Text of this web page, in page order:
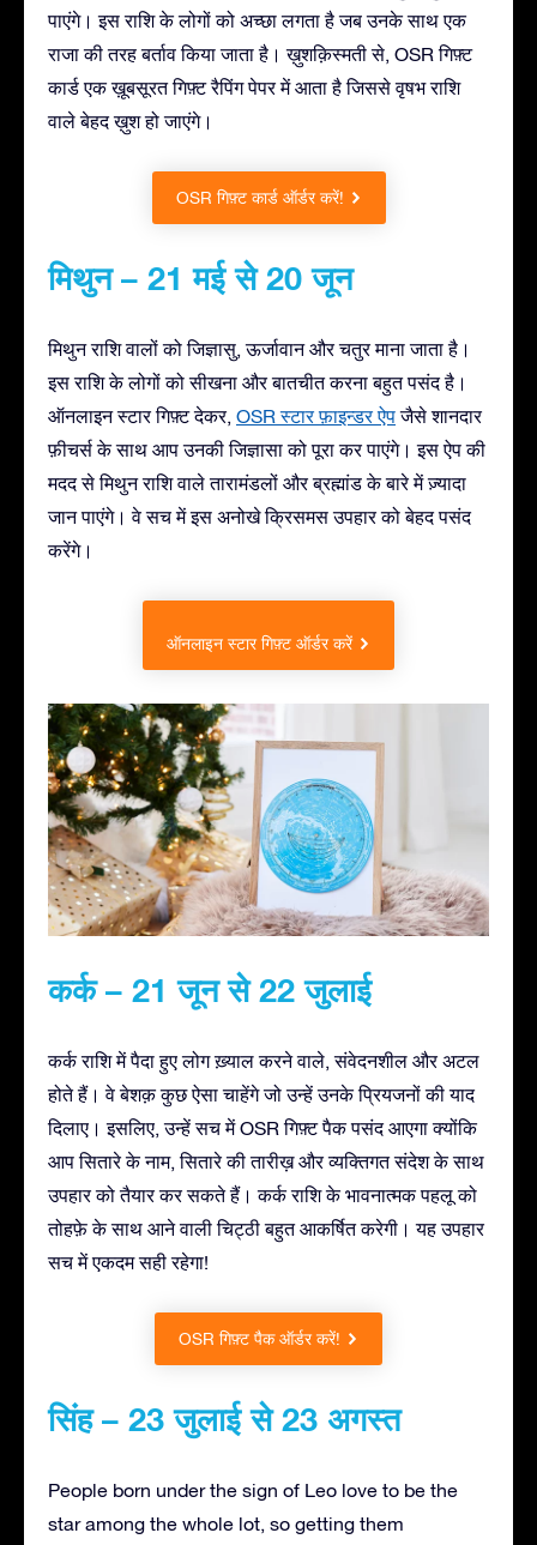
पाएंगे। इस राशि के लोगों को अच्छा लगता है जब उनके साथ एक
राजा की तरह बर्ताव किया जाता है। ख़ुशक़िस्मती से, OSR गिफ़्ट
कार्ड एक ख़ूबसूरत गिफ़्ट रैपिंग पेपर में आता है जिससे वृषभ राशि
वाले बेहद ख़ुश हो जाएंगे।
OSR गिफ़्ट कार्ड ऑर्डर करें!
मिथुन – 21 मई से 20 जून
मिथुन राशि वालों को जिज्ञासु, ऊर्जावान और चतुर माना जाता है।
इस राशि के लोगों को सीखना और बातचीत करना बहुत पसंद है।
ऑनलाइन स्टार गिफ़्ट देकर, OSR स्टार फ़ाइन्डर ऐपजैसे शानदार
फ़ीचर्स के साथ आप उनकी जिज्ञासा को पूरा कर पाएंगे। इस ऐप की
मदद से मिथुन राशि वाले तारामंडलों और ब्रह्मांड के बारे में ज़्यादा
जान पाएंगे। वे सच में इस अनोखे क्रिसमस उपहार को बेहद पसंद
करेंगे।
ऑनलाइन स्टार गिफ़्ट ऑर्डर करें
कर्क – 21 जून से 22 जुलाई
कर्क राशि में पैदा हुए लोग ख़्याल करने वाले, संवेदनशील और अटल
होते हैं। वे बेशक़ कुछ ऐसा चाहेंगे जो उन्हें उनके प्रियजनों की याद
दिलाए। इसलिए, उन्हें सच में OSR गिफ़्ट पैक पसंद आएगा क्योंकि
आप सितारे के नाम, सितारे की तारीख़ और व्यक्तिगत संदेश के साथ
उपहार को तैयार कर सकते हैं। कर्क राशि के भावनात्मक पहलू को
तोहफ़े के साथ आने वाली चिट्ठी बहुत आकर्षित करेगी। यह उपहार
सच में एकदम सही रहेगा!
OSR गिफ़्ट पैक ऑर्डर करें!
सिंह – 23 जुलाई से 23 अगस्त
People born under the sign of Leo love to be the
star among the whole lot, so getting them